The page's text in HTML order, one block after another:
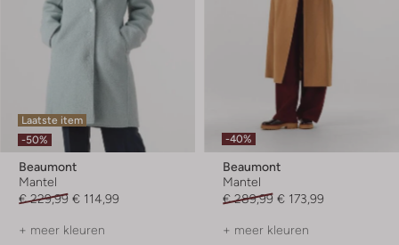
Laatste item
-50%
Beaumont
Mantel
€ 229,99 € 114,99
+ meer kleuren
-40%
Beaumont
Mantel
€ 289,99 € 173,99
+ meer kleuren